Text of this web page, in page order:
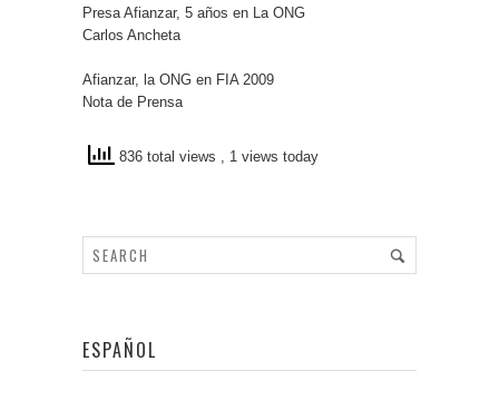
Presa Afianzar, 5 años en La ONG
Carlos Ancheta
Afianzar, la ONG en FIA 2009
Nota de Prensa
836 total views , 1 views today
ESPAÑOL